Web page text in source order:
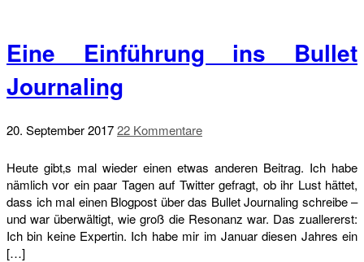
Eine Einführung ins Bullet
Journaling
20. September 201722 Kommentare
Heute gibt‚s mal wieder einen etwas anderen Beitrag. Ich habe
nämlich vor ein paar Tagen auf Twitter gefragt, ob ihr Lust hättet,
dass ich mal einen Blogpost über das Bullet Journaling schreibe –
und war überwältigt, wie groß die Resonanz war. Das zuallererst:
Ich bin keine Expertin. Ich habe mir im Januar diesen Jahres ein
[…]